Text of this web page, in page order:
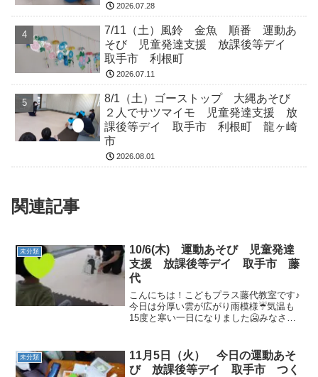
2026.07.28
7/11（土）風鈴 金魚 順番 運動あ
そび 児童発達支援 放課後等デイ
取手市 利根町
2026.07.11
8/1（土）ゴーストップ 大縄あそび
２人でサツマイモ 児童発達支援 放
課後等デイ 取手市 利根町 龍ヶ崎
市
2026.08.01
関連記事
未分類
10/6(木) 運動あそび 児童発達
支援 放課後等デイ 取手市 藤
代
こんにちは！こどもプラス藤代教室です♪
今日は分厚い雲が広がり雨模様☔気温も
15度と寒い一日になりました🥶みなさん
手洗い・消毒・水分補給をして運動あそ
びを始めて行き...
未分類
11月5日（火） 今日の運動あそ
び 放課後等デイ 取手市 つく